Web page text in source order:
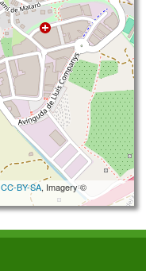
CC-BY-SA, Imagery ©